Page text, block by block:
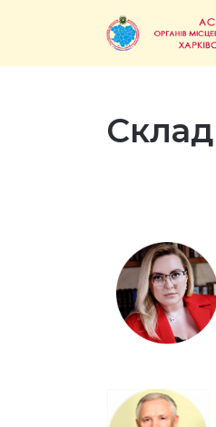
Склад